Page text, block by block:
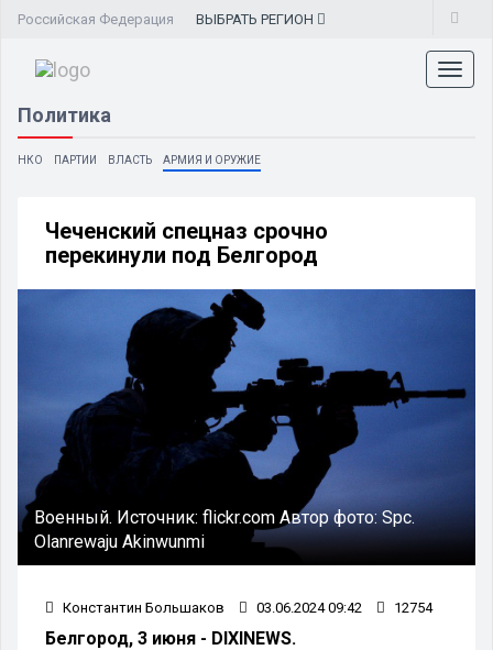
Российская Федерация ВЫБРАТЬ РЕГИОН
Политика
НКО ПАРТИИ ВЛАСТЬ АРМИЯ И ОРУЖИЕ
Чеченский спецназ срочно
перекинули под Белгород
Военный. Источник: flickr.com Автор фото:Spc.
Olanrewaju Akinwunmi
Константин Большаков 03.06.2024 09:42 12754
Белгород, 3 июня - DIXINEWS.